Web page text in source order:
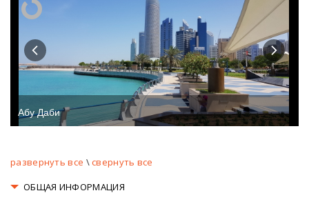
Абу Даби
развернуть все \свернуть все
ОБЩАЯ ИНФОРМАЦИЯ